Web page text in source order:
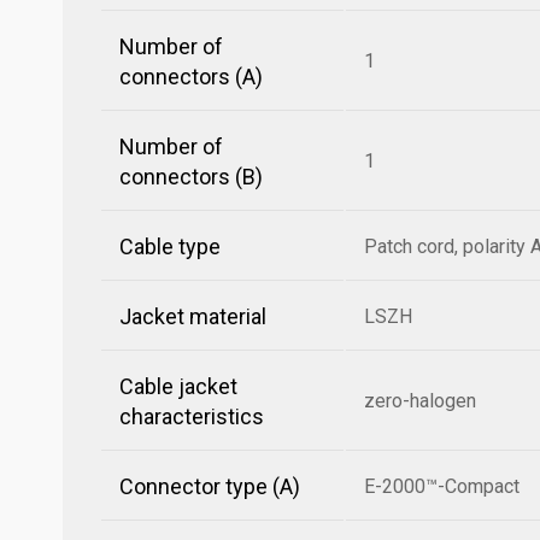
Number of
connectors (A)
1
Number of
connectors (B)
1
Cable type Patch cord, polarity
Jacket material LSZH
Cable jacket
characteristics
zero-halogen
Connector type (A) E-2000™-Compact